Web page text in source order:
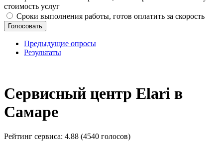
стоимость услуг
Сроки выполнения работы, готов оплатить за скорость
Предыдущие опросы
Результаты
Сервисный центр Elari в
Самаре
Рейтинг сервиса: 4.88 (4540 голосов)